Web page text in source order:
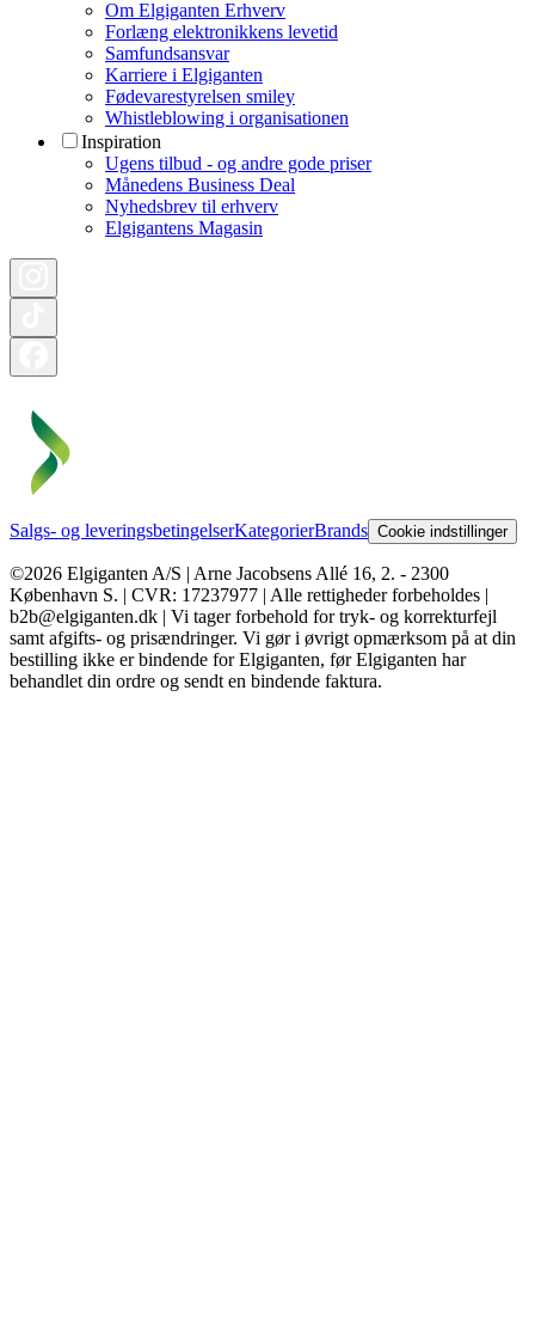
Om Elgiganten Erhverv
Forlæng elektronikkens levetid
Samfundsansvar
Karriere i Elgiganten
Fødevarestyrelsen smiley
Whistleblowing i organisationen
Inspiration
Ugens tilbud - og andre gode priser
Månedens Business Deal
Nyhedsbrev til erhverv
Elgigantens Magasin
Salgs- og leveringsbetingelserKategorierBrands Cookie indstillinger
©2026 Elgiganten A/S | Arne Jacobsens Allé 16, 2. - 2300
København S. | CVR: 17237977 | Alle rettigheder forbeholdes |
b2b@elgiganten.dk | Vi tager forbehold for tryk- og korrekturfejl
samt afgifts- og prisændringer. Vi gør i øvrigt opmærksom på at din
bestilling ikke er bindende for Elgiganten, før Elgiganten har
behandlet din ordre og sendt en bindende faktura.